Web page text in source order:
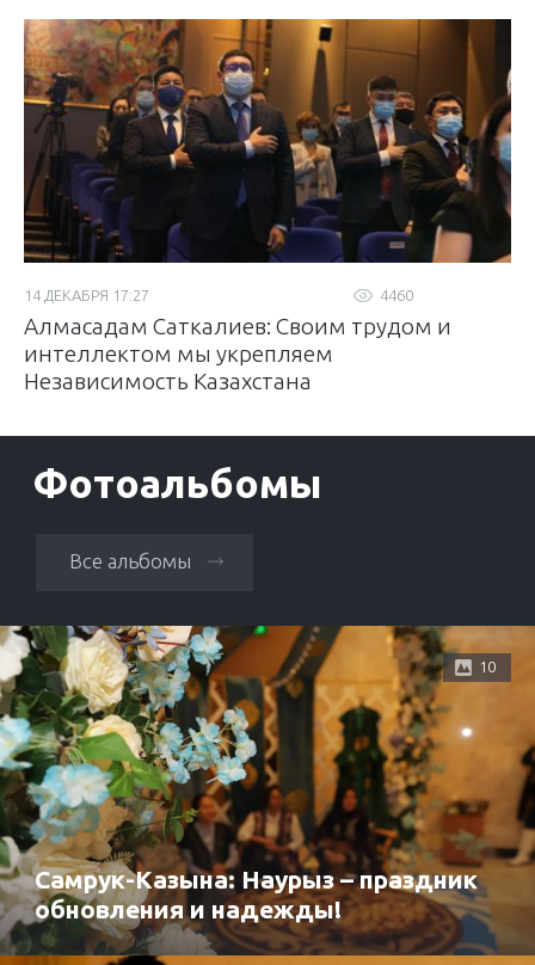
4460
14 ДЕКАБРЯ 17:27
Алмасадам Саткалиев: Своим трудом и
интеллектом мы укрепляем
Независимость Казахстана
Фотоальбомы
Все альбомы
10
Самрук-Казына: Наурыз – праздник
обновления и надежды!